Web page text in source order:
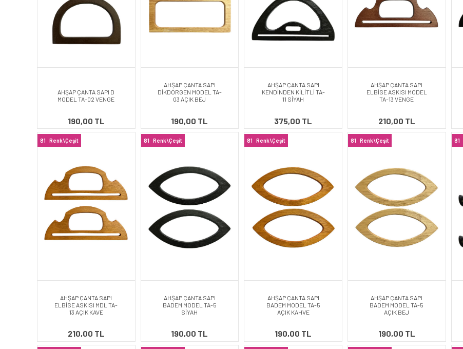
AHŞAP ÇANTA SAPI D
MODEL TA-02 VENGE
190,00 TL
AHŞAP ÇANTA SAPI
DİKDÖRGEN MODEL TA-
03 AÇIK BEJ
190,00 TL
AHŞAP ÇANTA SAPI
KENDİNDEN KİLİTLİ TA-
11 SİYAH
375,00 TL
AHŞAP ÇANTA SAPI
ELBİSE ASKISI MODEL
TA-13 VENGE
210,00 TL
81 Renk\Çeşit
AHŞAP ÇANTA SAPI
ELBİSE ASKISI MDL TA-
13 AÇIK KAVE
210,00 TL
81 Renk\Çeşit
AHŞAP ÇANTA SAPI
BADEM MODEL TA-5
SİYAH
190,00 TL
81 Renk\Çeşit
AHŞAP ÇANTA SAPI
BADEM MODEL TA-5
AÇIK KAHVE
190,00 TL
81 Renk\Çeşit
AHŞAP ÇANTA SAPI
BADEM MODEL TA-5
AÇIK BEJ
190,00 TL
81